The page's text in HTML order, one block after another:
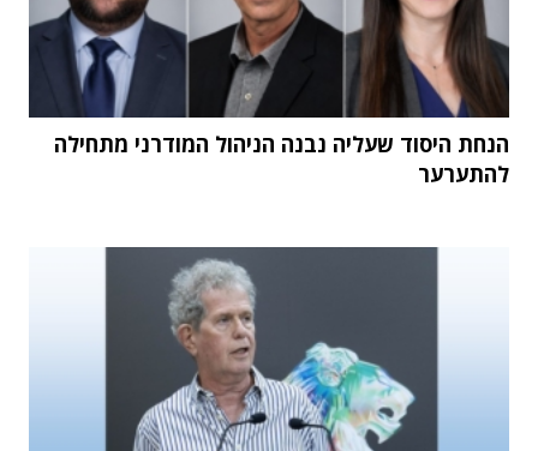
הנחת היסוד שעליה נבנה הניהול המודרני מתחילה
להתערער